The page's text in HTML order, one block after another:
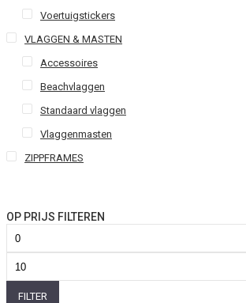
Voertuigstickers
VLAGGEN & MASTEN
Accessoires
Beachvlaggen
Standaard vlaggen
Vlaggenmasten
ZIPPFRAMES
OP PRIJS FILTEREN
Min.
prijs
Max.
prijs
FILTER